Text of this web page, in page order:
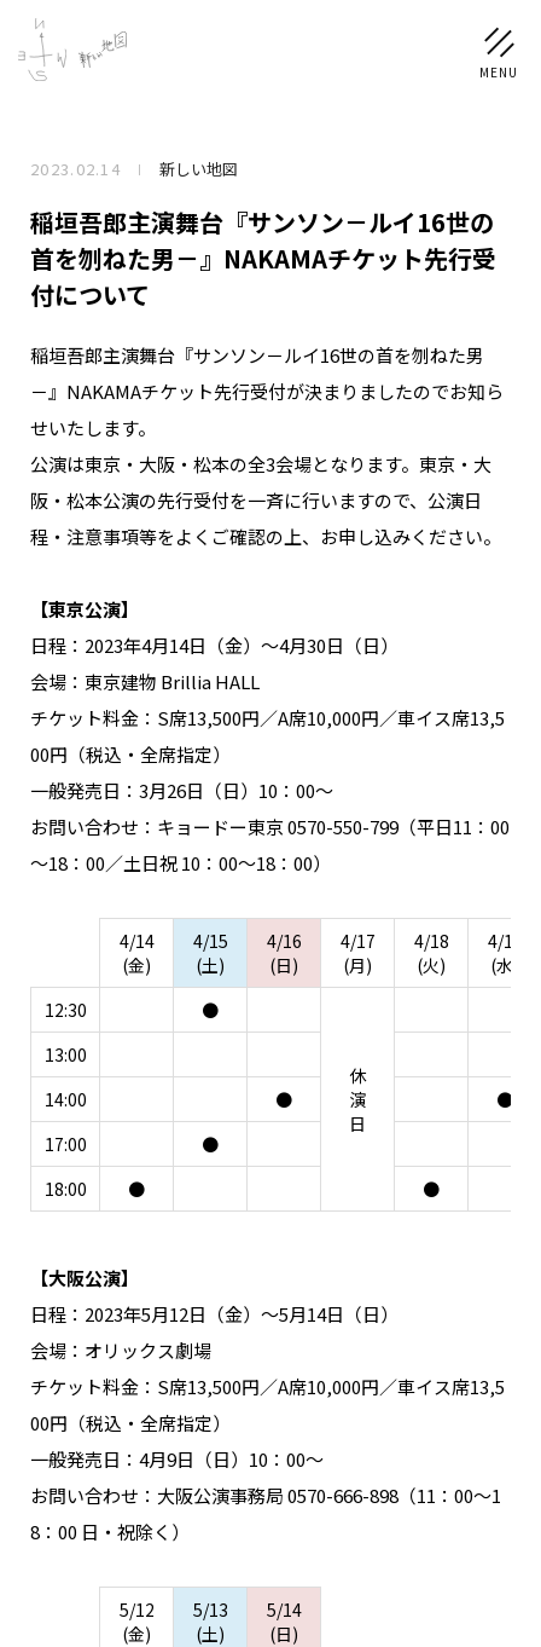
NEWS
SCHEDULE
稲垣 吾郎 草彅 剛 香取 慎吾
DISCOGRAPHY
CHIZUSHOP
CHIZULOG
FAQ
メールマガジン登録/解除
2023.02.14 新しい地図
稲垣吾郎主演舞台『サンソン－ルイ16世の
首を刎ねた男－』NAKAMAチケット先行受
付について
稲垣吾郎主演舞台『サンソン－ルイ16世の首を刎ねた男
－』NAKAMAチケット先行受付が決まりましたのでお知ら
せいたします。
公演は東京・大阪・松本の全3会場となります。東京・大
阪・松本公演の先行受付を一斉に行いますので、公演日
程・注意事項等をよくご確認の上、お申し込みください。
【東京公演】
日程：2023年4月14日（金）～4月30日（日）
会場：東京建物 Brillia HALL
チケット料金：S席13,500円／A席10,000円／車イス席13,5
00円（税込・全席指定）
一般発売日：3月26日（日）10：00～
お問い合わせ：キョードー東京 0570-550-799（平日11：00
～18：00／土日祝 10：00～18：00）
12:30
13:00
14:00
17:00
18:00
4/14
(金)
4/15
(土)
4/16
(日)
4/17
(月)
4/18
(火)
4/19
(水)
●
休
演
日
●
●
●
●
●
【大阪公演】
日程：2023年5月12日（金）～5月14日（日）
会場：オリックス劇場
チケット料金：S席13,500円／A席10,000円／車イス席13,5
00円（税込・全席指定）
一般発売日：4月9日（日）10：00〜
お問い合わせ：大阪公演事務局 0570-666-898（11：00～1
8：00 日・祝除く）
5/12
(金)
5/13
(土)
5/14
(日)